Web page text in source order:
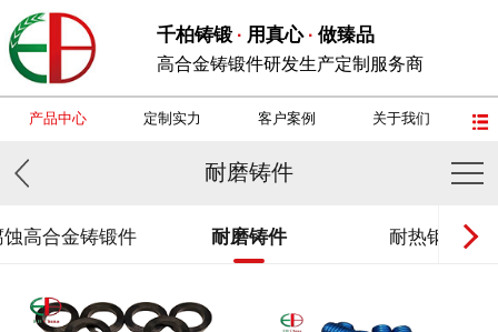
千柏铸锻· 用真心· 做臻品
高合金铸锻件研发生产定制服务商
产品中心 定制实力 客户案例 关于我们
耐磨铸件
蚀高合金铸锻件 耐磨铸件 耐热钢铸锻